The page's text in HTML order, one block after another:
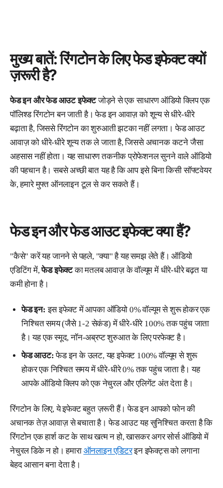
मुख्य बातें: रिंगटोन के लिए फेड इफेक्ट क्यों
ज़रूरी है?
फेड इन और फेड आउट इफेक्टजोड़ने से एक साधारण ऑडियो क्लिप एक
पॉलिश्ड रिंगटोन बन जाती है। फेड इन आवाज़ को शून्य से धीरे-धीरे
बढ़ाता है, जिससे रिंगटोन का शुरुआती झटका नहीं लगता। फेड आउट
आवाज़ को धीरे-धीरे शून्य तक ले जाता है, जिससे अचानक कटने जैसा
अहसास नहीं होता। यह साधारण तकनीक प्रोफेशनल सुनने वाले ऑडियो
की पहचान है। सबसे अच्छी बात यह है कि आप इसे बिना किसी सॉफ्टवेयर
के, हमारे मुफ्त ऑनलाइन टूल से कर सकते हैं।
फेड इन और फेड आउट इफेक्ट क्या हैं?
"कैसे" करें यह जानने से पहले, "क्या" है यह समझ लेते हैं। ऑडियो
एडिटिंग में,फेड इफेक्टका मतलब आवाज़ के वॉल्यूम में धीरे-धीरे बढ़त या
कमी होना है।
फेड इन: इस इफेक्ट में आपका ऑडियो 0% वॉल्यूम से शुरू होकर एक
निश्चित समय (जैसे 1-2 सेकंड) में धीरे-धीरे 100% तक पहुंच जाता
है। यह एक स्मूद, नॉन-अब्रप्ट शुरुआत के लिए परफेक्ट है।
फेड आउट: फेड इन के उलट, यह इफेक्ट 100% वॉल्यूम से शुरू
होकर एक निश्चित समय में धीरे-धीरे 0% तक पहुंच जाता है। यह
आपके ऑडियो क्लिप को एक नेचुरल और एलिगेंट अंत देता है।
रिंगटोन के लिए, ये इफेक्ट बहुत ज़रूरी हैं। फेड इन आपको फोन की
अचानक तेज़ आवाज़ से बचाता है। फेड आउट यह सुनिश्चित करता है कि
रिंगटोन एक हार्श कट के साथ खत्म न हो, खासकर अगर सोर्स ऑडियो में
नेचुरल डिके न हो। हमारा ऑनलाइन एडिटरइन इफेक्ट्स को लगाना
बेहद आसान बना देता है।